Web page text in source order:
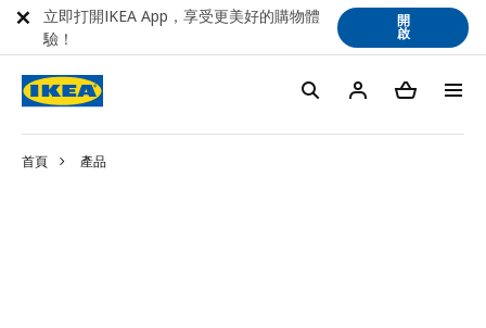
首頁 產品
立即打開IKEA App，享受更美好的購物體
驗！
開
啟